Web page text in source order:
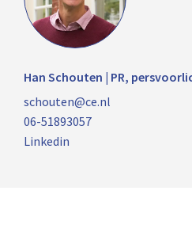
Han Schouten | PR,
schouten@ce.nl
06-51893057
Linkedin